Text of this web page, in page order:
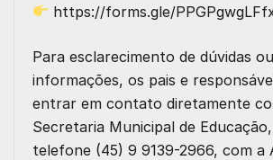
https://forms.gle/
Para esclarecimento de dúvidas
informações, os pais e
entrar em contato diretamente
Secretaria Municipal de Educação
telefone (45) 9 9139-2966, com a